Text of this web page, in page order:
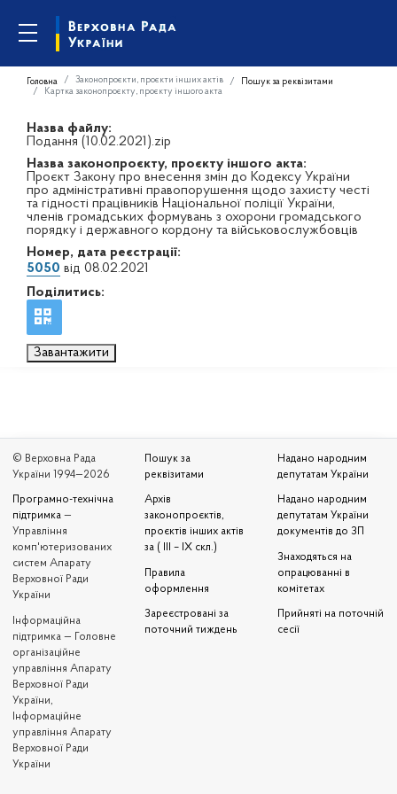
Головна Законопроєкти, проєкти інших актів
Пошук за реквізитами
Картка законопроєкту, проєкту іншого акта
Назва файлу:
Подання (10.02.2021).zip
Назва законопроєкту, проєкту іншого акта:
Проєкт Закону про внесення змін до Кодексу України
про адміністративні правопорушення щодо захисту честі
та гідності працівників Національної поліції України,
членів громадських формувань з охорони громадського
порядку і державного кордону та військовослужбовців
Номер, дата реєстрації:
5050 від 08.02.2021
Поділитись:
Завантажити
© Верховна Рада
України 1994—2026
Програмно-технічна
підтримка —
Управління
комп'ютеризованих
систем Апарату
Верховної Ради
України
Iнформаційна
підтримка — Головне
організаційне
управління Апарату
Верховної Ради
України,
Інформаційне
управління Апарату
Верховної Ради
України
Пошук за
реквізитами
Архів
законопроєктів,
проєктів інших актів
за ( III – IX скл.)
Правила
оформлення
Зареєстровані за
поточний тиждень
Надано народним
депутатам України
Надано народним
депутатам України
документів до ЗП
Знаходяться на
опрацюванні в
комітетах
Прийняті на поточній
сесії